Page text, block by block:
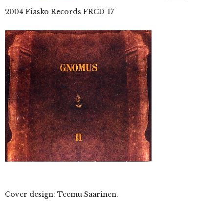
2004 Fiasko Records FRCD-17
Cover design: Teemu Saarinen.